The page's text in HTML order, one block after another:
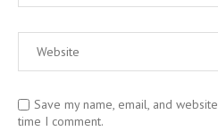
Save my name, email, and
time I comment.